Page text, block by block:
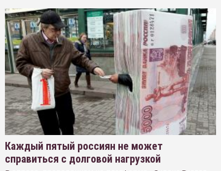
Каждый пятый россиян не может
справиться с долговой нагрузкой